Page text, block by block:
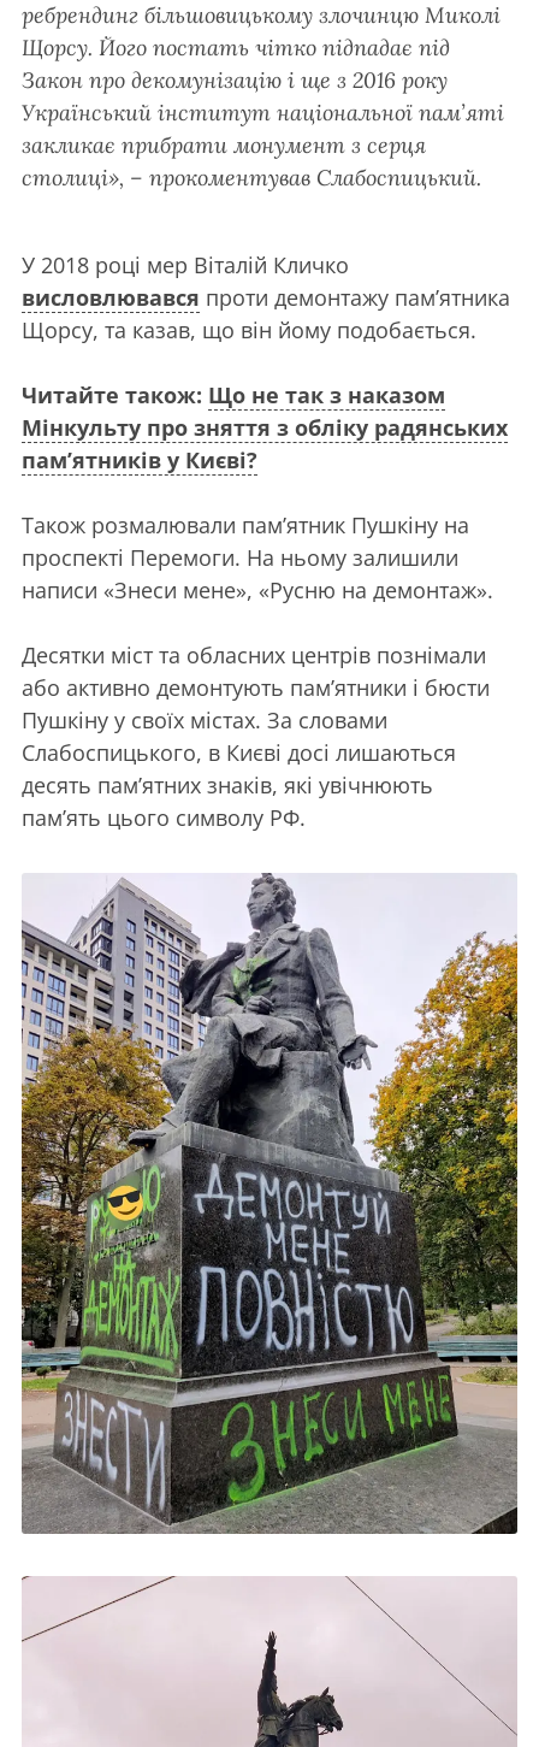
ребрендинг більшовицькому злочинцю Миколі
Щорсу. Його постать чітко підпадає під
Закон про декомунізацію і ще з 2016 року
Український інститут національної пам’яті
закликає прибрати монумент з серця
столиці», – прокоментував Слабоспицький.
У 2018 році мер Віталій Кличко
висловлювався проти демонтажу пам’ятника
Щорсу, та казав, що він йому подобається.
Читайте також: Що не так з наказом
Мінкульту про зняття з обліку радянських
пам’ятників у Києві?
Також розмалювали пам’ятник Пушкіну на
проспекті Перемоги. На ньому залишили
написи «Знеси мене», «Русню на демонтаж».
Десятки міст та обласних центрів познімали
або активно демонтують пам’ятники і бюсти
Пушкіну у своїх містах. За словами
Слабоспицького, в Києві досі лишаються
десять пам’ятних знаків, які увічнюють
пам’ять цього символу РФ.